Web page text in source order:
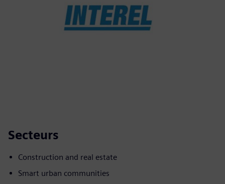
Secteurs
Construction and real estate
Smart urban communities